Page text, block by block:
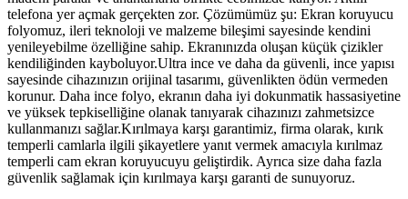
telefona yer açmak gerçekten zor. Çözümümüz şu: Ekran koruyucu
folyomuz, ileri teknoloji ve malzeme bileşimi sayesinde kendini
yenileyebilme özelliğine sahip. Ekranınızda oluşan küçük çizikler
kendiliğinden kayboluyor.Ultra ince ve daha da güvenli, ince yapısı
sayesinde cihazınızın orijinal tasarımı, güvenlikten ödün vermeden
korunur. Daha ince folyo, ekranın daha iyi dokunmatik hassasiyetine
ve yüksek tepkiselliğine olanak tanıyarak cihazınızı zahmetsizce
kullanmanızı sağlar.Kırılmaya karşı garantimiz, firma olarak, kırık
temperli camlarla ilgili şikayetlere yanıt vermek amacıyla kırılmaz
temperli cam ekran koruyucuyu geliştirdik. Ayrıca size daha fazla
güvenlik sağlamak için kırılmaya karşı garanti de sunuyoruz.